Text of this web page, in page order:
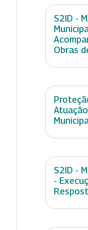
S2ID -
Obras
S2ID -
-